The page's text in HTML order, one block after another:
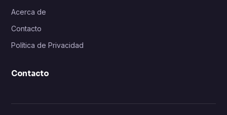
Acerca de
Contacto
Política de Privacidad
Contacto